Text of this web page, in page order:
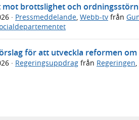
brottslighet och
· Pressmeddelande Webb-tv från
för att utveckla reformen
· Regeringsuppdrag från Regeringen,